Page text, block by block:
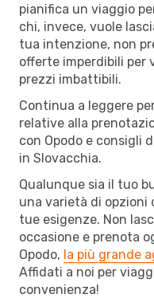
pianifica un viaggio
chi, invece, vuole
tua intenzione, non
offerte imperdibili per
prezzi imbattibili.
Continua a leggere
relative alla
con Opodo e consigli
in Slovacchia.
Qualunque sia il tuo
una varietà di opzioni
tue esigenze. Non
occasione e prenota
Opodo, la più grande
Affidati a noi per
convenienza!